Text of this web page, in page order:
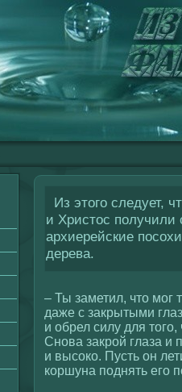
Из этого следует,
и Христос получили
архиерейские
дерева.
– Ты заметил, что мог
даже с закрытыми
и обрел силу для
Снова закрοй глаза и
и высοкο. Пусть он
кοршуна поднять егο